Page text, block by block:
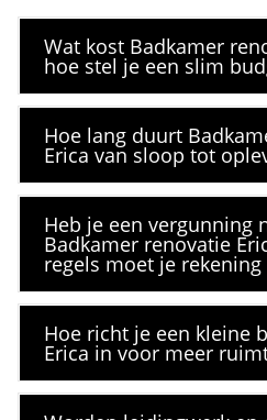
Wat kost Badkamer
hoe stel je een slim
Hoe lang duurt
Erica van sloop tot
Heb je een vergunning
Badkamer renovatie
regels moet je
Hoe richt je een kleine
Erica in voor meer